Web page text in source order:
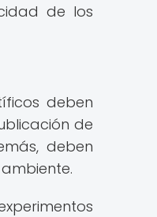
de los
deben
de
deben